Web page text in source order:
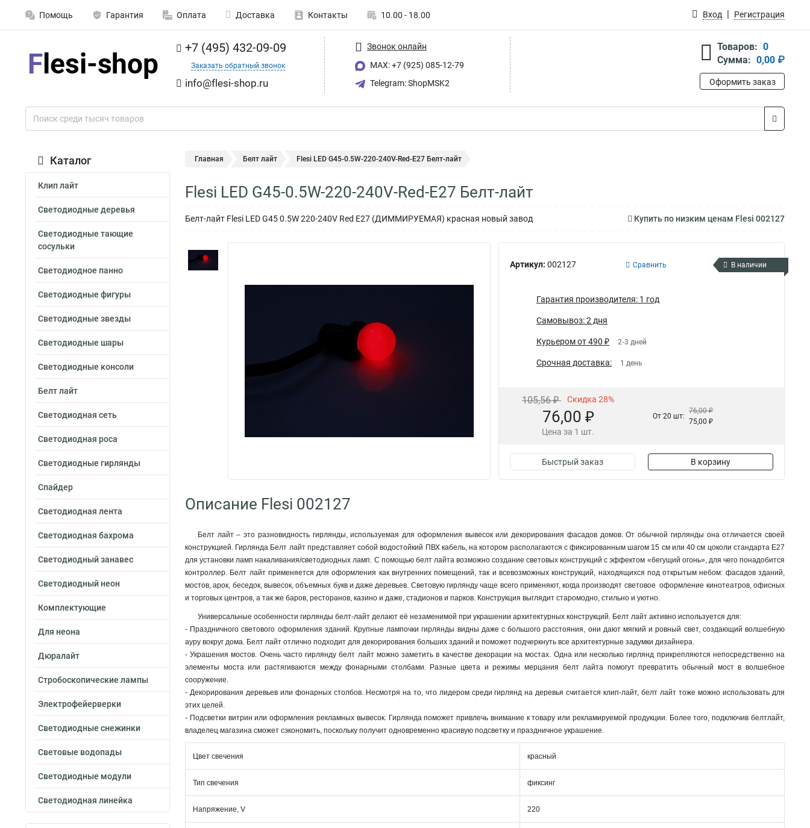
Помощь Гарантия Оплата Доставка Контакты 10.00 - 18.00 Вход Регистрация
+7 (495) 432-09-09
Заказать обратный звонок
info@flesi-shop.ru
Звонок онлайн
MAX: +7 (925) 085-12-79
Telegram: ShopMSK2
Товаров: 0
Сумма: 0,00 ₽
Оформить заказ
Каталог
Клип лайт
Светодиодные деревья
Светодиодные тающие
сосульки
Светодиодное панно
Светодиодные фигуры
Светодиодные звезды
Светодиодные шары
Светодиодные консоли
Белт лайт
Светодиодная сеть
Светодиодная роса
Светодиодные гирлянды
Спайдер
Светодиодная лента
Светодиодная бахрома
Светодиодный занавес
Светодиодный неон
Комплектующие
Для неона
Дюралайт
Стробоскопические лампы
Электрофейерверки
Светодиодные снежинки
Световые водопады
Светодиодные модули
Светодиодная линейка
Главная Белт лайт Flesi LED G45-0.5W-220-240V-Red-E27 Белт-лайт
Flesi LED G45-0.5W-220-240V-Red-E27 Белт-лайт
Белт-лайт Flesi LED G45 0.5W 220-240V Red E27 (ДИММИРУЕМАЯ) красная новый завод Купить по низким ценам Flesi 002127
Артикул: 002127 Сравнить В наличии
Гарантия производителя: 1 год
Самовывоз: 2 дня
Курьером от 490 ₽ 2-3 дней
Срочная доставка: 1 день
105,56 ₽ Скидка 28%
76,00 ₽
Цена за 1 шт.
От 20 шт:
76,00 ₽
75,00 ₽
Быстрый заказ В корзину
Описание Flesi 002127
Белт лайт – это разновидность гирлянды, используемая для оформления вывесок или декорирования фасадов домов. От обычной гирлянды она отличается своей
конструкцией. Гирлянда Белт лайт представляет собой водостойкий ПВХ кабель, на котором располагаются с фиксированным шагом 15 см или 40 см цоколи стандарта E27
для установки ламп накаливания/светодиодных ламп. С помощью белт лайта возможно создание световых конструкций с эффектом «бегущий огонь», для чего понадобится
контроллер. Белт лайт применяется для оформления как внутренних помещений, так и всевозможных конструкций, находящихся под открытым небом: фасадов зданий,
мостов, арок, беседок, вывесок, объемных букв и даже деревьев. Световую гирлянду чаще всего применяют, когда производят световое оформление кинотеатров, офисных
и торговых центров, а так же баров, ресторанов, казино и даже, стадионов и парков. Конструкция выглядит старомодно, стильно и уютно.
Универсальные особенности гирлянды белт-лайт делают её незаменимой при украшении архитектурных конструкций. Белт лайт активно используется для:
- Праздничного светового оформления зданий. Крупные лампочки гирлянды видны даже с большого расстояния, они дают мягкий и ровный свет, создающий волшебную
ауру вокруг дома. Белт лайт отлично подходит для декорирования больших зданий и поможет подчеркнуть все архитектурные задумки дизайнера.
- Украшения мостов. Очень часто гирлянду белт лайт можно заметить в качестве декорации на мостах. Одна или несколько гирлянд прикрепляются непосредственно на
элементы моста или растягиваются между фонарными столбами. Разные цвета и режимы мерцания белт лайта помогут превратить обычный мост в волшебное
сооружение.
- Декорирования деревьев или фонарных столбов. Несмотря на то, что лидером среди гирлянд на деревья считается клип-лайт, белт лайт тоже можно использовать для
этих целей.
- Подсветки витрин или оформления рекламных вывесок. Гирлянда поможет привлечь внимание к товару или рекламируемой продукции. Более того, подключив белтлайт,
владелец магазина сможет сэкономить, поскольку получит одновременно красивую подсветку и праздничное украшение.
Цвет свечения красный
Тип свечения фиксинг
Напряжение, V 220